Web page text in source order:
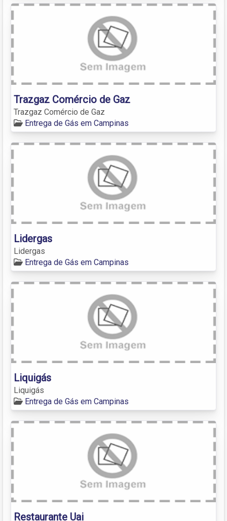
Trazgaz Comércio de Gaz
Trazgaz Comércio de Gaz
Entrega de Gás em Campinas
Lidergas
Lidergas
Entrega de Gás em Campinas
Liquigás
Liquigás
Entrega de Gás em Campinas
Restaurante Uai